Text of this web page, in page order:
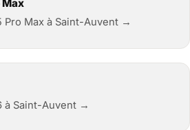
Max
Pro Max à Saint-Auvent →
à Saint-Auvent →